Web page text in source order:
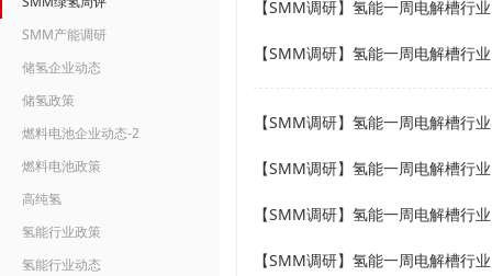
SMM产能调研
储氢企业动态
储氢政策
燃料电池企业动态-2
燃料电池政策
高纯氢
氢能行业政策
氢能行业动态
【SMM调研】氢能一周电解槽行
【SMM调研】氢能一周电解槽行
【SMM调研】氢能一周电解槽行
【SMM调研】氢能一周电解槽行
【SMM调研】氢能一周电解槽行
【SMM调研】氢能一周电解槽行